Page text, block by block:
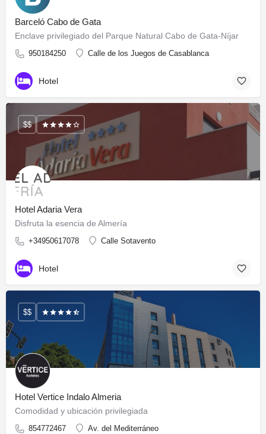
Barceló Cabo de Gata
Enclave privilegiado del Parque Natural Cabo de Gata-Níjar
950184250 Calle de los Juegos de Casablanca
Hotel
Hotel Adaria Vera
Disfruta la esencia de Almería
+34950617078 Calle Sotavento
$$
Hotel
Hotel Vertice Indalo Almeria
Comodidad y ubicación privilegiada
854772467 Av. del Mediterráneo
$$